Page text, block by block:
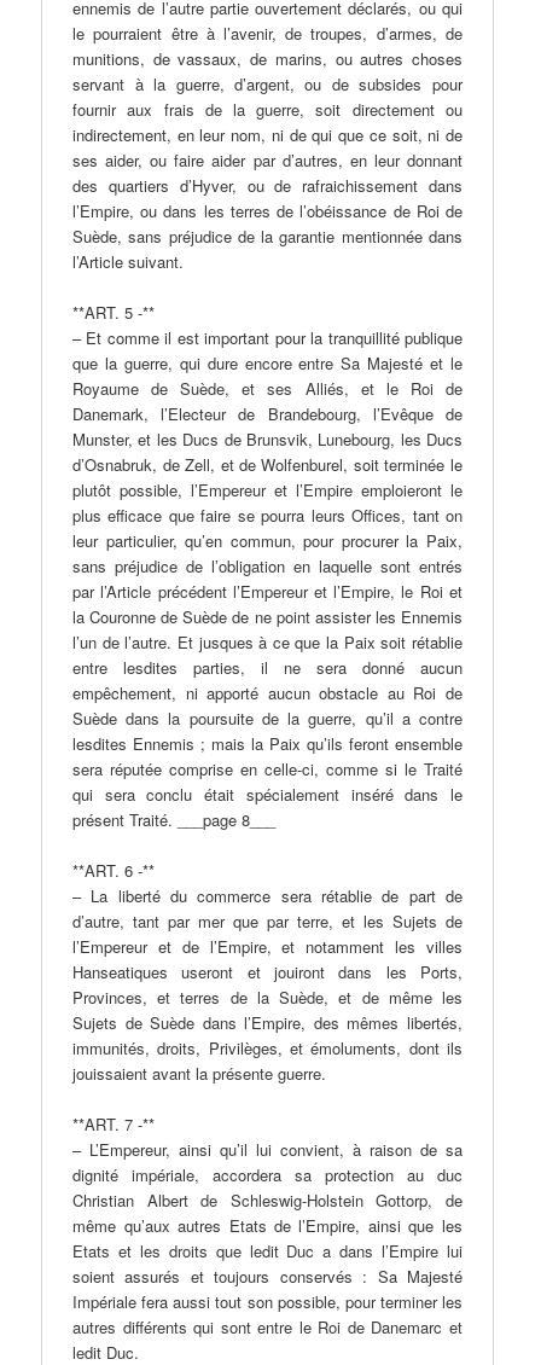
ennemis de l’autre partie ouvertement déclarés, ou qui
le pourraient être à l’avenir, de troupes, d’armes, de
munitions, de vassaux, de marins, ou autres choses
servant à la guerre, d’argent, ou de subsides pour
fournir aux frais de la guerre, soit directement ou
indirectement, en leur nom, ni de qui que ce soit, ni de
ses aider, ou faire aider par d’autres, en leur donnant
des quartiers d’Hyver, ou de rafraichissement dans
l’Empire, ou dans les terres de l’obéissance de Roi de
Suède, sans préjudice de la garantie mentionnée dans
l’Article suivant.
**ART. 5 -**
– Et comme il est important pour la tranquillité publique
que la guerre, qui dure encore entre Sa Majesté et le
Royaume de Suède, et ses Alliés, et le Roi de
Danemark, l’Electeur de Brandebourg, l’Evêque de
Munster, et les Ducs de Brunsvik, Lunebourg, les Ducs
d’Osnabruk, de Zell, et de Wolfenburel, soit terminée le
plutôt possible, l’Empereur et l’Empire emploieront le
plus efficace que faire se pourra leurs Offices, tant on
leur particulier, qu’en commun, pour procurer la Paix,
sans préjudice de l’obligation en laquelle sont entrés
par l’Article précédent l’Empereur et l’Empire, le Roi et
la Couronne de Suède de ne point assister les Ennemis
l’un de l’autre. Et jusques à ce que la Paix soit rétablie
entre lesdites parties, il ne sera donné aucun
empêchement, ni apporté aucun obstacle au Roi de
Suède dans la poursuite de la guerre, qu’il a contre
lesdites Ennemis ; mais la Paix qu’ils feront ensemble
sera réputée comprise en celle-ci, comme si le Traité
qui sera conclu était spécialement inséré dans le
présent Traité. ___page 8___
**ART. 6 -**
– La liberté du commerce sera rétablie de part de
d’autre, tant par mer que par terre, et les Sujets de
l’Empereur et de l’Empire, et notamment les villes
Hanseatiques useront et jouiront dans les Ports,
Provinces, et terres de la Suède, et de même les
Sujets de Suède dans l’Empire, des mêmes libertés,
immunités, droits, Privilèges, et émoluments, dont ils
jouissaient avant la présente guerre.
**ART. 7 -**
– L’Empereur, ainsi qu’il lui convient, à raison de sa
dignité impériale, accordera sa protection au duc
Christian Albert de Schleswig-Holstein Gottorp, de
même qu’aux autres Etats de l’Empire, ainsi que les
Etats et les droits que ledit Duc a dans l’Empire lui
soient assurés et toujours conservés : Sa Majesté
Impériale fera aussi tout son possible, pour terminer les
autres différents qui sont entre le Roi de Danemarc et
ledit Duc.